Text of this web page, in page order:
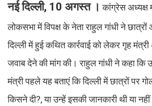
नई दिल्ली, 10 अगस्त । कांग्रेस अध्यक्ष
लोकसभा में विपक्ष के नेता राहुल गांधी ने
दिल्ली में हुई कथित कार्रवाई को लेकर गृह
जवाब देने की मांग की। राहुल गांधी ने कहा कि
मंत्री पहले यह बताएं कि दिल्ली में छात्रों पर
किसने दी?, या उन्हें इसकी जानकारी थी या